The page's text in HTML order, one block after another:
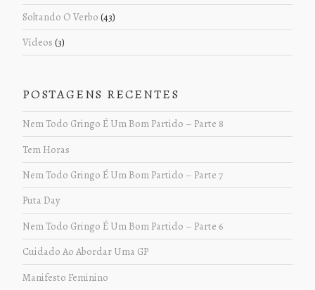
Soltando O Verbo (43)
Vídeos (3)
POSTAGENS RECENTES
Nem Todo Gringo É Um Bom Partido – Parte 8
Tem Horas
Nem Todo Gringo É Um Bom Partido – Parte 7
Puta Day
Nem Todo Gringo É Um Bom Partido – Parte 6
Cuidado Ao Abordar Uma GP
Manifesto Feminino